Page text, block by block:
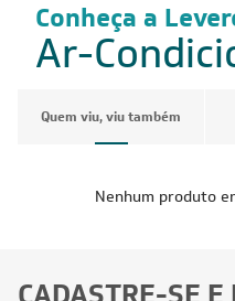
Conheça a
Ar-
Quem viu, viu também
Nenhum produto